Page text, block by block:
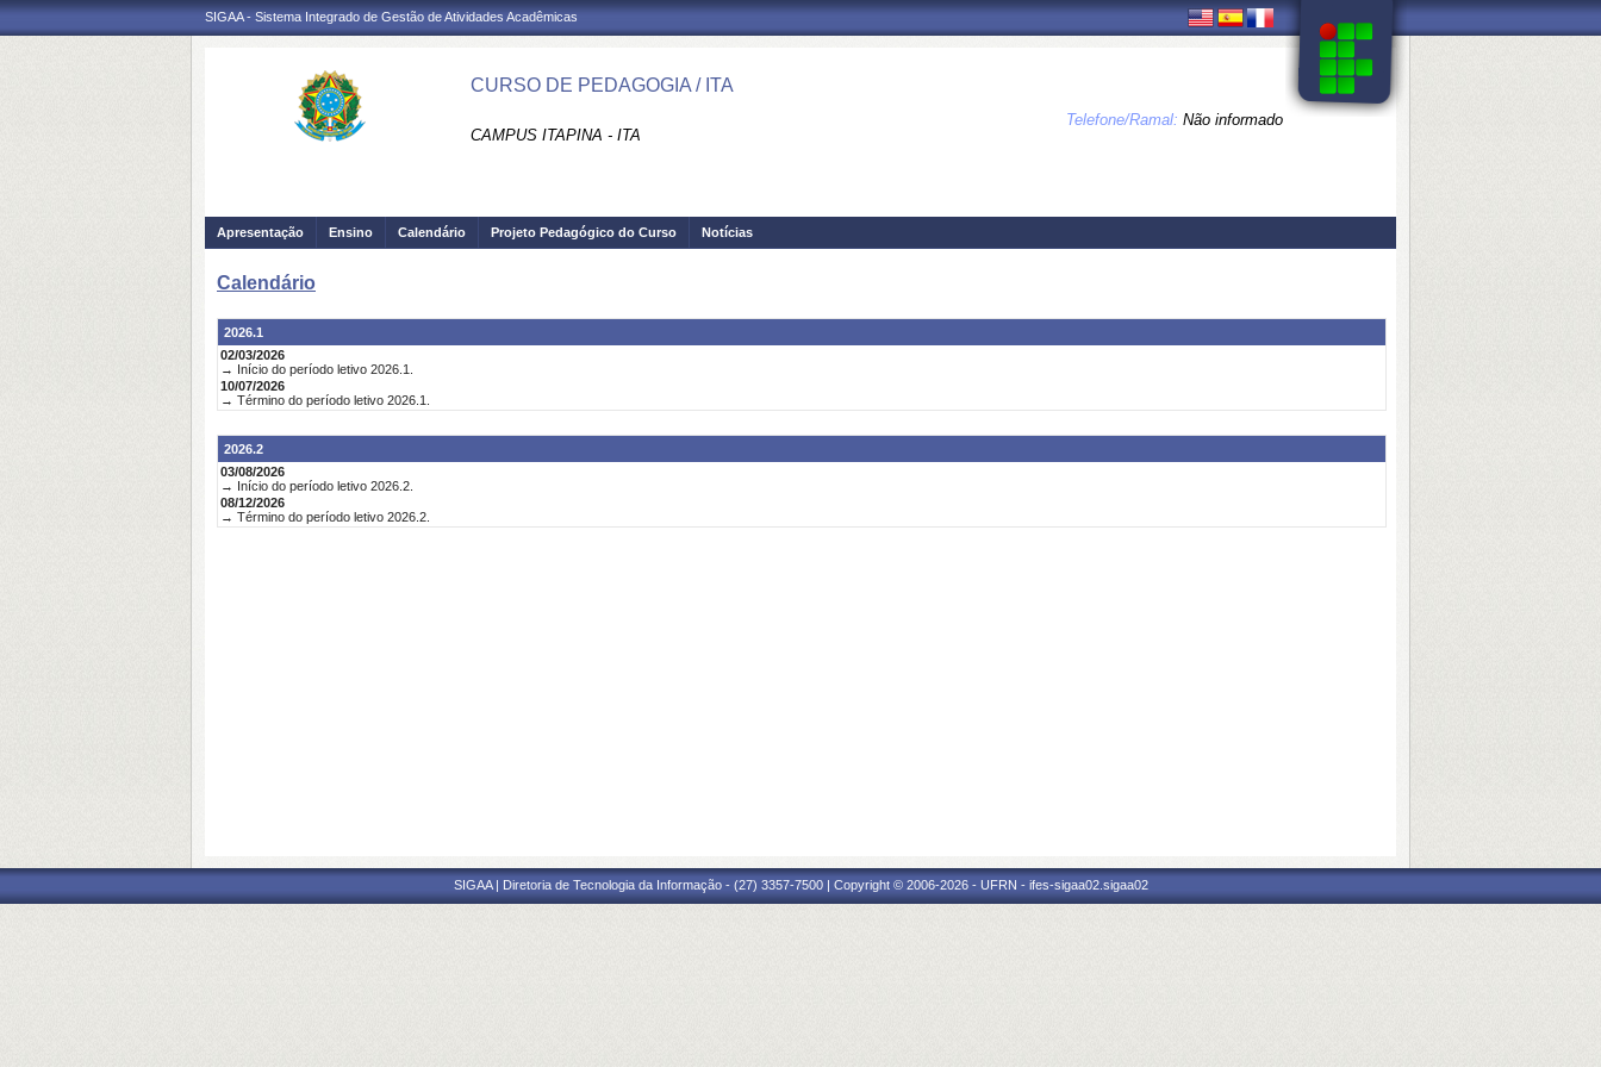
SIGAA - Sistema Integrado de Gestão de Atividades Acadêmicas
CURSO DE PEDAGOGIA / ITA
CAMPUS ITAPINA - ITA
Telefone/Ramal: Não informado
Apresentação Ensino Calendário Projeto Pedagógico do Curso Notícias
Calendário
2026.1
02/03/2026
→ Início do período letivo 2026.1.
10/07/2026
→ Término do período letivo 2026.1.
2026.2
03/08/2026
→ Início do período letivo 2026.2.
08/12/2026
→ Término do período letivo 2026.2.
SIGAA | Diretoria de Tecnologia da Informação - (27) 3357-7500 | Copyright © 2006-2026 - UFRN - ifes-sigaa02.sigaa02